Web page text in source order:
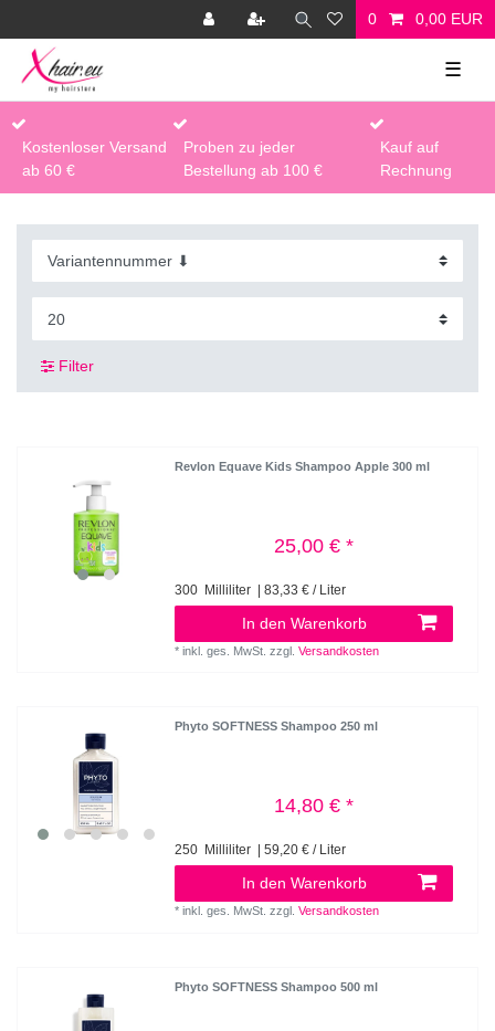
0 0,00 EUR
☰
Kostenloser Versand
ab 60 €
Proben zu jeder
Bestellung ab 100 €
Kauf auf
Rechnung
Filter
Revlon Equave Kids Shampoo Apple 300 ml
25,00 € *
300 Milliliter | 83,33 € / Liter
In den Warenkorb
*inkl. ges. MwSt. zzgl.Versandkosten
Phyto SOFTNESS Shampoo 250 ml
14,80 € *
250 Milliliter | 59,20 € / Liter
In den Warenkorb
*inkl. ges. MwSt. zzgl.Versandkosten
Phyto SOFTNESS Shampoo 500 ml